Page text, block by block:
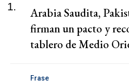
1.
Arabia Saudita,
firman un pacto y
tablero de Medio
Frase